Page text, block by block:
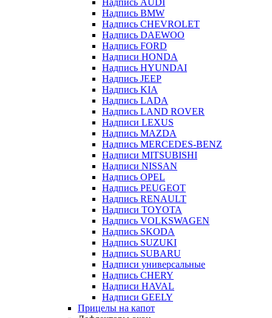
Надпись AUDI
Надпись BMW
Надпись CHEVROLET
Надпись DAEWOO
Надпись FORD
Надписи HONDA
Надпись HYUNDAI
Надпись JEEP
Надпись KIA
Надпись LADA
Надпись LAND ROVER
Надписи LEXUS
Надпись MAZDA
Надпись MERCEDES-BENZ
Надписи MITSUBISHI
Надписи NISSAN
Надпись OPEL
Надпись PEUGEOT
Надпись RENAULT
Надписи TOYOTA
Надпись VOLKSWAGEN
Надпись SKODA
Надпись SUZUKI
Надпись SUBARU
Надписи универсальные
Надпись CHERY
Надписи HAVAL
Надписи GEELY
Прицелы на капот